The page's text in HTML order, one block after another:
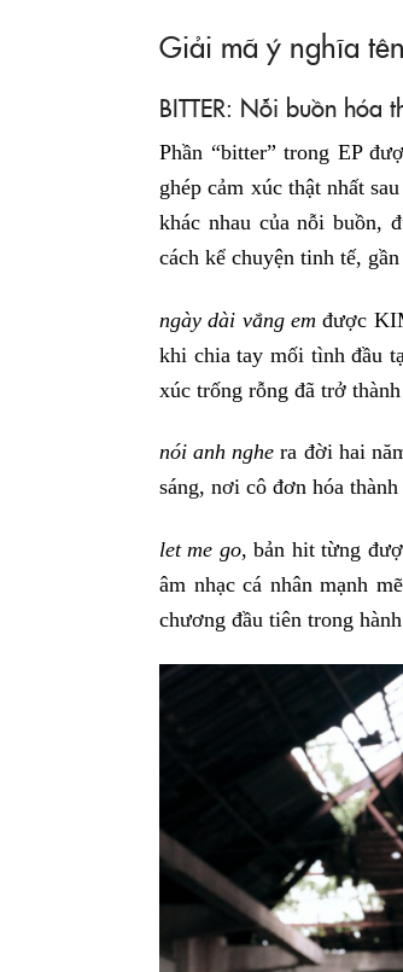
Giải mã ý nghĩa
BITTER: Nỗi buồn hóa
Phần “bitter” trong EP
ghép cảm xúc thật nhất
khác nhau của nỗi buồn,
cách kể chuyện tinh tế,
ngày dài vắng em được
khi chia tay mối tình đầu
xúc trống rỗng đã trở
nói anh nghe ra đời hai
sáng, nơi cô đơn hóa
let me go, bản hit từng
âm nhạc cá nhân mạnh
chương đầu tiên trong